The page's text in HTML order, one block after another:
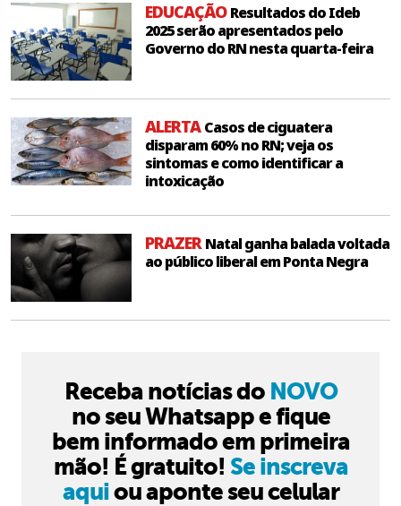
EDUCAÇÃOResultados do Ideb
2025 serão apresentados pelo
Governo do RN nesta quarta-feira
ALERTACasos de ciguatera
disparam 60% no RN; veja os
sintomas e como identificar a
intoxicação
PRAZERNatal ganha balada voltada
ao público liberal em Ponta Negra
Receba notícias do NOVO
no seu Whatsapp e fique
bem informado em primeira
mão! É gratuito! Se inscreva
aquiou aponte seu celular